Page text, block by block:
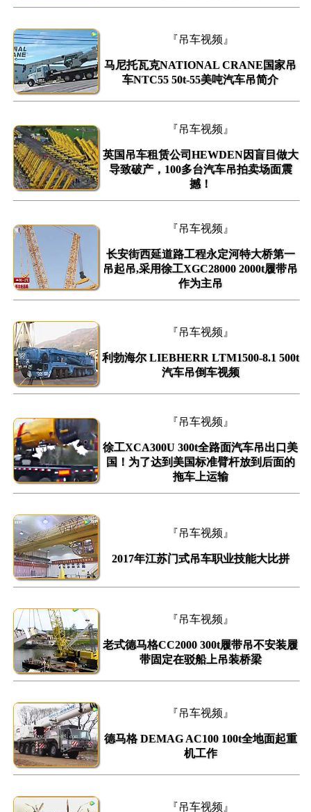
『吊车视频』
马尼托瓦克NATIONAL CRANE国家吊
车NTC55 50t-55美吨汽车吊简介
『吊车视频』
英国吊车租赁公司HEWDEN因盲目做大
导致破产，100多台汽车吊拍卖场面震
撼！
『吊车视频』
长安街西延道路工程永定河特大桥第一
吊起吊,采用徐工XGC28000 2000t履带吊
作为主吊
『吊车视频』
利勃海尔 LIEBHERR LTM1500-8.1 500t
汽车吊倒车视频
『吊车视频』
徐工XCA300U 300t全路面汽车吊出口美
国！为了达到美国标准臂杆放到后面的
拖车上运输
『吊车视频』
2017年江苏门式吊车职业技能大比拼
『吊车视频』
老式德马格CC2000 300t履带吊不安装履
带固定在驳船上吊装桥梁
『吊车视频』
德马格 DEMAG AC100 100t全地面起重
机工作
『吊车视频』